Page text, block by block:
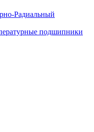
Радиальный
подшипники